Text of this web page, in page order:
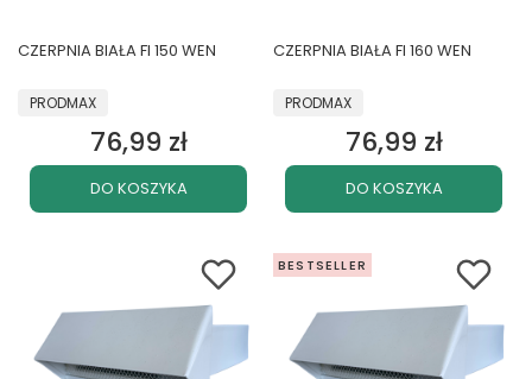
CZERPNIA BIAŁA FI 150 WEN
PRODUCENT
PRODMAX
Cena
76,99 zł
DO KOSZYKA
CZERPNIA BIAŁA FI 160 WEN
PRODUCENT
PRODMAX
Cena
76,99 zł
DO KOSZYKA
BESTSELLER